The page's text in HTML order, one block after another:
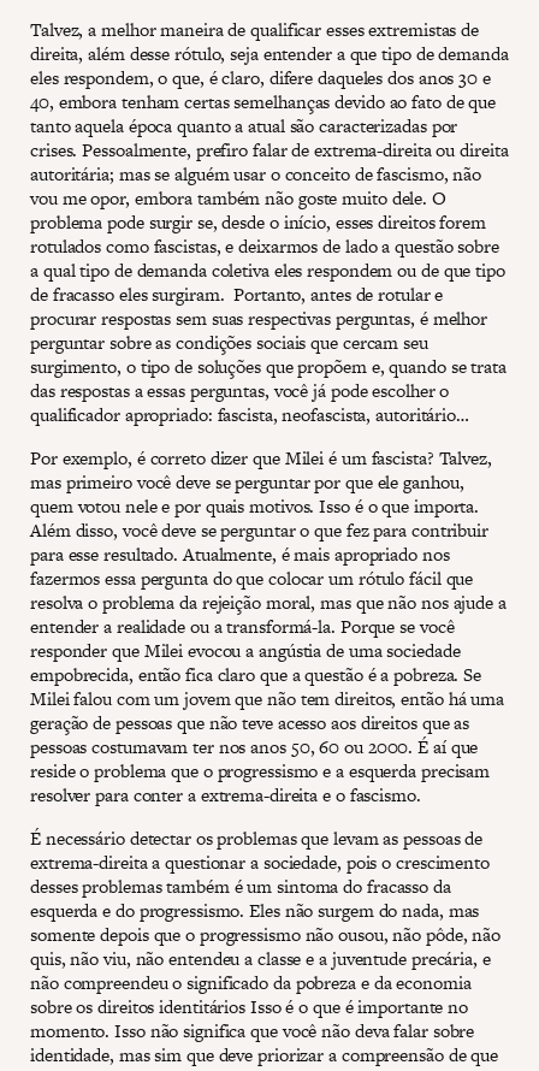
Talvez, a melhor maneira de qualificar esses extremistas de
direita, além desse rótulo, seja entender a que tipo de demanda
eles respondem, o que, é claro, difere daqueles dos anos 30 e
40, embora tenham certas semelhanças devido ao fato de que
tanto aquela época quanto a atual são caracterizadas por
crises. Pessoalmente, prefiro falar de extrema-direita ou direita
autoritária; mas se alguém usar o conceito de fascismo, não
vou me opor, embora também não goste muito dele. O
problema pode surgir se, desde o início, esses direitos forem
rotulados como fascistas, e deixarmos de lado a questão sobre
a qual tipo de demanda coletiva eles respondem ou de que tipo
de fracasso eles surgiram. Portanto, antes de rotular e
procurar respostas sem suas respectivas perguntas, é melhor
perguntar sobre as condições sociais que cercam seu
surgimento, o tipo de soluções que propõem e, quando se trata
das respostas a essas perguntas, você já pode escolher o
qualificador apropriado: fascista, neofascista, autoritário…
Por exemplo, é correto dizer que Milei é um fascista? Talvez,
mas primeiro você deve se perguntar por que ele ganhou,
quem votou nele e por quais motivos. Isso é o que importa.
Além disso, você deve se perguntar o que fez para contribuir
para esse resultado. Atualmente, é mais apropriado nos
fazermos essa pergunta do que colocar um rótulo fácil que
resolva o problema da rejeição moral, mas que não nos ajude a
entender a realidade ou a transformá-la. Porque se você
responder que Milei evocou a angústia de uma sociedade
empobrecida, então fica claro que a questão é a pobreza. Se
Milei falou com um jovem que não tem direitos, então há uma
geração de pessoas que não teve acesso aos direitos que as
pessoas costumavam ter nos anos 50, 60 ou 2000. É aí que
reside o problema que o progressismo e a esquerda precisam
resolver para conter a extrema-direita e o fascismo.
É necessário detectar os problemas que levam as pessoas de
extrema-direita a questionar a sociedade, pois o crescimento
desses problemas também é um sintoma do fracasso da
esquerda e do progressismo. Eles não surgem do nada, mas
somente depois que o progressismo não ousou, não pôde, não
quis, não viu, não entendeu a classe e a juventude precária, e
não compreendeu o significado da pobreza e da economia
sobre os direitos identitários Isso é o que é importante no
momento. Isso não significa que você não deva falar sobre
identidade, mas sim que deve priorizar a compreensão de que